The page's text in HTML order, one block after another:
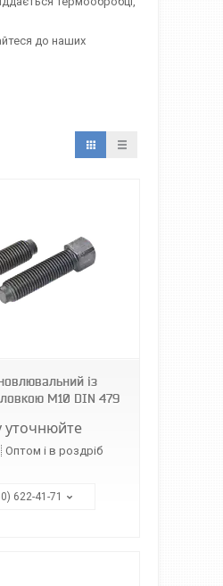
до наших
із
М10 DIN 479
уточнюйте
Оптом і в роздріб
622-41-71